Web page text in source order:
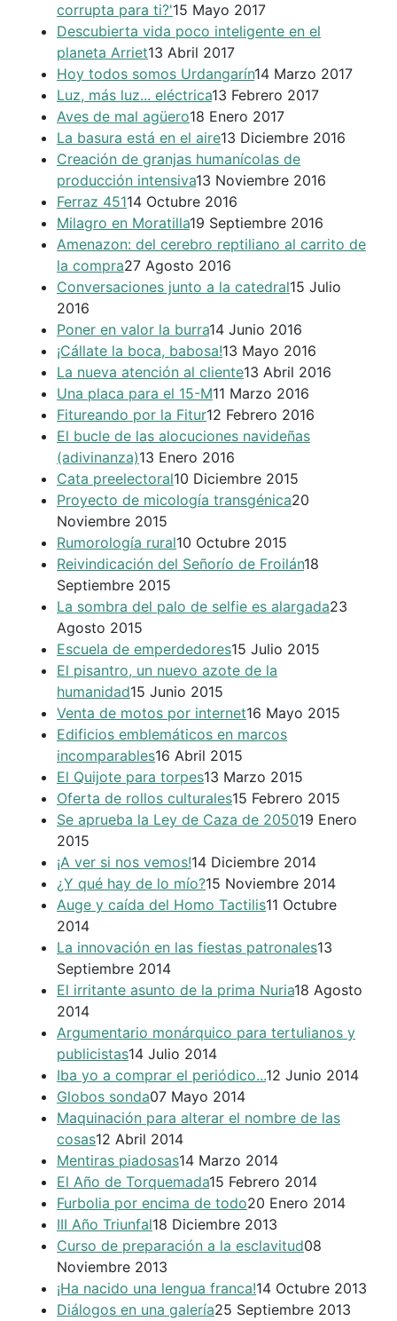
corrupta para ti?'15 Mayo 2017
Descubierta vida poco inteligente en el
planeta Arriet13 Abril 2017
Hoy todos somos Urdangarín14 Marzo 2017
Luz, más luz... eléctrica13 Febrero 2017
Aves de mal agüero18 Enero 2017
La basura está en el aire13 Diciembre 2016
Creación de granjas humanícolas de
producción intensiva13 Noviembre 2016
Ferraz 45114 Octubre 2016
Milagro en Moratilla19 Septiembre 2016
Amenazon: del cerebro reptiliano al carrito de
la compra27 Agosto 2016
Conversaciones junto a la catedral15 Julio
2016
Poner en valor la burra14 Junio 2016
¡Cállate la boca, babosa!13 Mayo 2016
La nueva atención al cliente13 Abril 2016
Una placa para el 15-M11 Marzo 2016
Fitureando por la Fitur12 Febrero 2016
El bucle de las alocuciones navideñas
(adivinanza)13 Enero 2016
Cata preelectoral10 Diciembre 2015
Proyecto de micología transgénica20
Noviembre 2015
Rumorología rural10 Octubre 2015
Reivindicación del Señorío de Froilán18
Septiembre 2015
La sombra del palo de selfie es alargada23
Agosto 2015
Escuela de emperdedores15 Julio 2015
El pisantro, un nuevo azote de la
humanidad15 Junio 2015
Venta de motos por internet16 Mayo 2015
Edificios emblemáticos en marcos
incomparables16 Abril 2015
El Quijote para torpes13 Marzo 2015
Oferta de rollos culturales15 Febrero 2015
Se aprueba la Ley de Caza de 205019 Enero
2015
¡A ver si nos vemos!14 Diciembre 2014
¿Y qué hay de lo mío?15 Noviembre 2014
Auge y caída del Homo Tactilis11 Octubre
2014
La innovación en las fiestas patronales13
Septiembre 2014
El irritante asunto de la prima Nuria18 Agosto
2014
Argumentario monárquico para tertulianos y
publicistas14 Julio 2014
Iba yo a comprar el periódico...12 Junio 2014
Globos sonda07 Mayo 2014
Maquinación para alterar el nombre de las
cosas12 Abril 2014
Mentiras piadosas14 Marzo 2014
El Año de Torquemada15 Febrero 2014
Furbolia por encima de todo20 Enero 2014
III Año Triunfal18 Diciembre 2013
Curso de preparación a la esclavitud08
Noviembre 2013
¡Ha nacido una lengua franca!14 Octubre 2013
Diálogos en una galería25 Septiembre 2013